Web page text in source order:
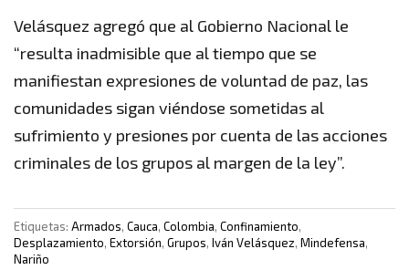
Velásquez agregó que al Gobierno Nacional le
“resulta inadmisible que al tiempo que se
manifiestan expresiones de voluntad de paz, las
comunidades sigan viéndose sometidas al
sufrimiento y presiones por cuenta de las acciones
criminales de los grupos al margen de la ley”.
Etiquetas: Armados, Cauca, Colombia, Confinamiento,
Desplazamiento, Extorsión, Grupos, Iván Velásquez, Mindefensa,
Nariño